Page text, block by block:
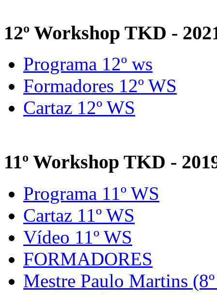
12º Workshop TKD -
Programa 12º ws
Formadores 12º WS
Cartaz 12º WS
11º Workshop TKD -
Programa 11º WS
Cartaz 11º WS
Vídeo 11º WS
FORMADORES
Mestre Paulo Martins